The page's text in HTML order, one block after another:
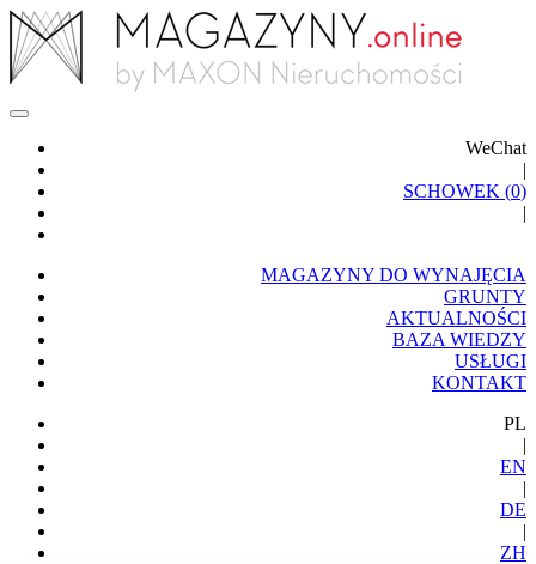
WeChat
|
SCHOWEK (0)
|
MAGAZYNY DO WYNAJĘCIA
GRUNTY
AKTUALNOŚCI
BAZA WIEDZY
USŁUGI
KONTAKT
PL
|
EN
|
DE
|
ZH